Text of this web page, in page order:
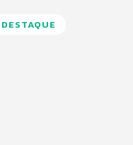
DESTAQUE